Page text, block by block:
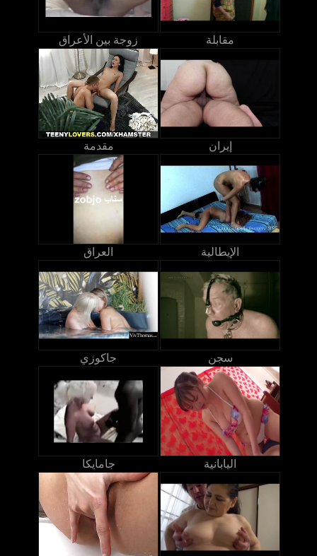
زوجة بين الأعراق مقابلة
مقدمة إيران
العراق الإيطالية
جاكوزي سجن
جامايكا اليابانية